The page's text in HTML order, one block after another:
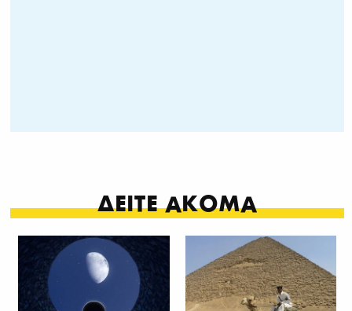
ΔΕΙΤΕ ΑΚΟΜΑ